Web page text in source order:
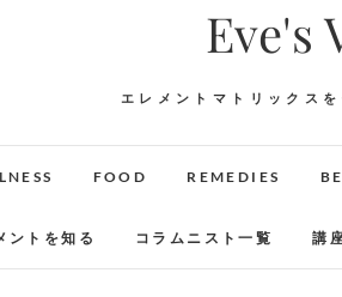
Eve's
エレメントマトリックス
FOOD REMEDIES
ントを知る コラムニスト一覧 講